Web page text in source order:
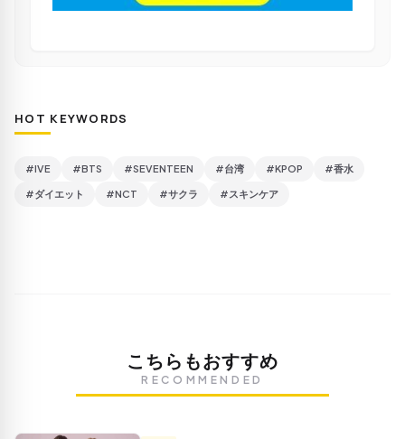
HOT KEYWORDS
#IVE #BTS #SEVENTEEN #台湾 #KPOP #香水
#ダイエット #NCT #サクラ #スキンケア
こちらもおすすめ
RECOMMENDED